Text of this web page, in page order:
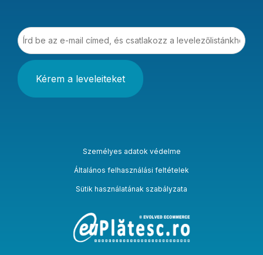
Írd be az e-mail címed, és csatlakozz a
Személyes adatok védelme
Általános felhasználási feltételek
Sütik használatának szabályzata